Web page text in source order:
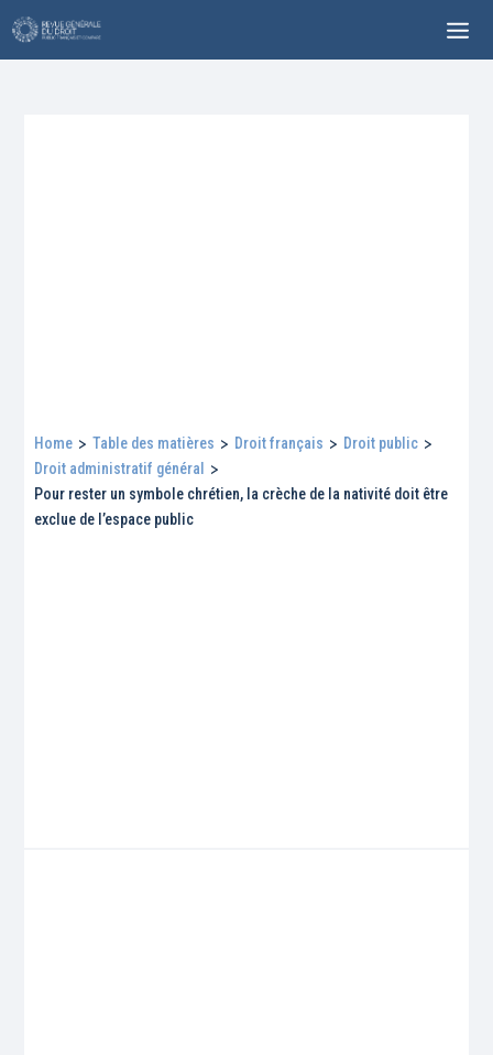
Home > Table des matières > Droit français > Droit public >
Droit administratif général
>
Pour rester un symbole chrétien, la crèche de la nativité doit être
exclue de l’espace public